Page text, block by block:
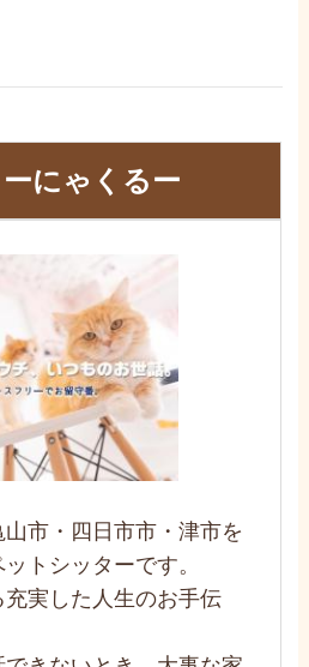
にゃくるー
市・四日市市・津市を
トシッターです。
充実した人生のお手伝